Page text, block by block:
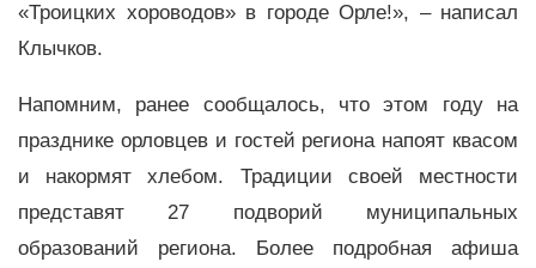
«Троицких хороводов» в городе Орле!», – написал
Клычков.
Напомним, ранее сообщалось, что этом году на
празднике орловцев и гостей региона напоят квасом
и накормят хлебом. Традиции своей местности
представят 27 подворий муниципальных
образований региона. Более подробная афиша